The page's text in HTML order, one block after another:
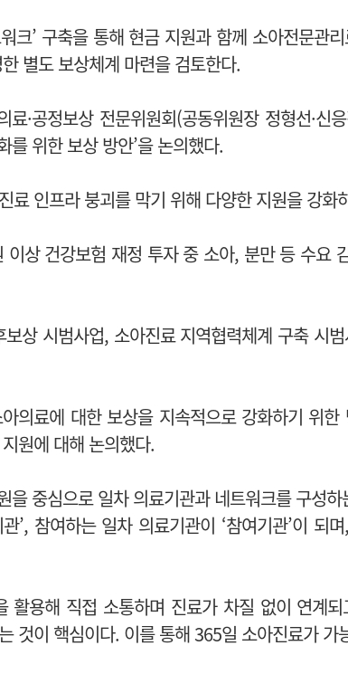
크’ 구축을 통해 현금 지원과 함께 소아전문관
별도 보상체계 마련을 검토한다.
료·공정보상 전문위원회(공동위원장 정형선·신
를 위한 보상 방안’을 논의했다.
료 인프라 붕괴를 막기 위해 다양한 지원을 강화
상 건강보험 재정 투자 중 소아, 분만 등 수요
상 시범사업, 소아진료 지역협력체계 구축 시
의료에 대한 보상을 지속적으로 강화하기 위한
원에 대해 논의했다.
을 중심으로 일차 의료기관과 네트워크를 구성
’, 참여하는 일차 의료기관이 ‘참여기관’이 되
활용해 직접 소통하며 진료가 차질 없이 연계
것이 핵심이다. 이를 통해 365일 소아진료가 가